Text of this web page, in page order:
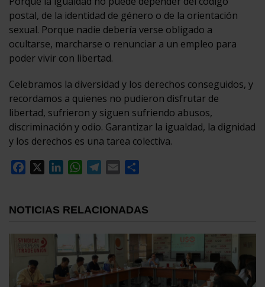
postal, de la identidad de género o de la orientación
sexual. Porque nadie debería verse obligado a
ocultarse, marcharse o renunciar a un empleo para
poder vivir con libertad.
Celebramos la diversidad y los derechos conseguidos, y
recordamos a quienes no pudieron disfrutar de
libertad, sufrieron y siguen sufriendo abusos,
discriminación y odio. Garantizar la igualdad, la dignidad
y los derechos es una tarea colectiva.
Facebook
LinkedInWhatsApp
Telegram
Email
NOTICIAS RELACIONADAS